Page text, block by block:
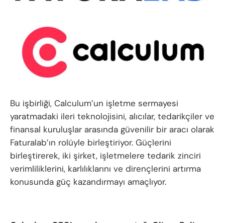
Bu işbirliği, Calculum’un işletme sermayesi
yaratmadaki ileri teknolojisini, alıcılar, tedarikçiler ve
finansal kuruluşlar arasında güvenilir bir aracı olarak
Faturalab’ın rolüyle birleştiriyor. Güçlerini
birleştirerek, iki şirket, işletmelere tedarik zinciri
verimliliklerini, karlılıklarını ve dirençlerini artırma
konusunda güç kazandırmayı amaçlıyor.